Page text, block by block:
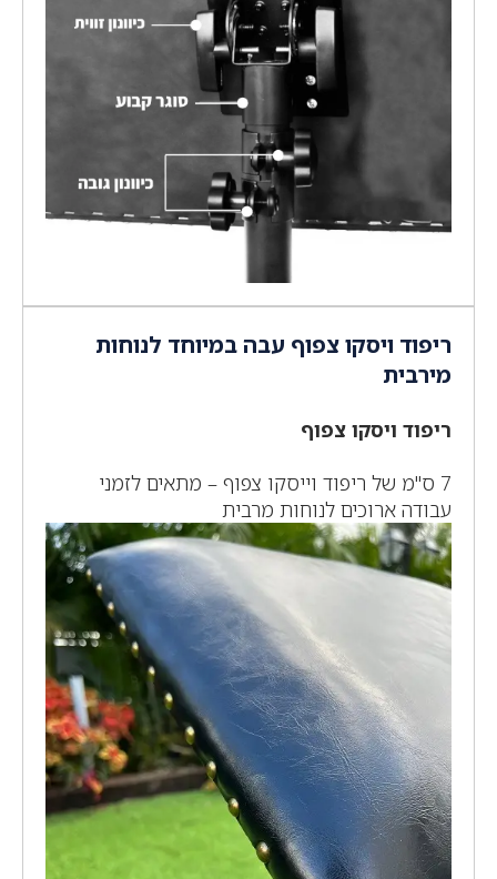
ריפוד ויסקו צפוף עבה במיוחד לנוחות
מירבית
ריפוד ויסקו צפוף
7 ס"מ של ריפוד וייסקו צפוף – מתאים לזמני
עבודה ארוכים לנוחות מרבית